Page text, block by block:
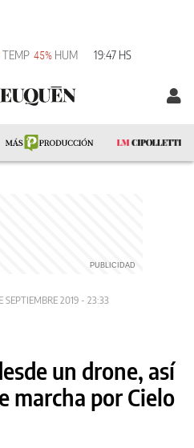
TEMP 45% HUM 19:47 HS
SEPTIEMBRE 2019 - 23:33
un drone, así
marcha por Cielo